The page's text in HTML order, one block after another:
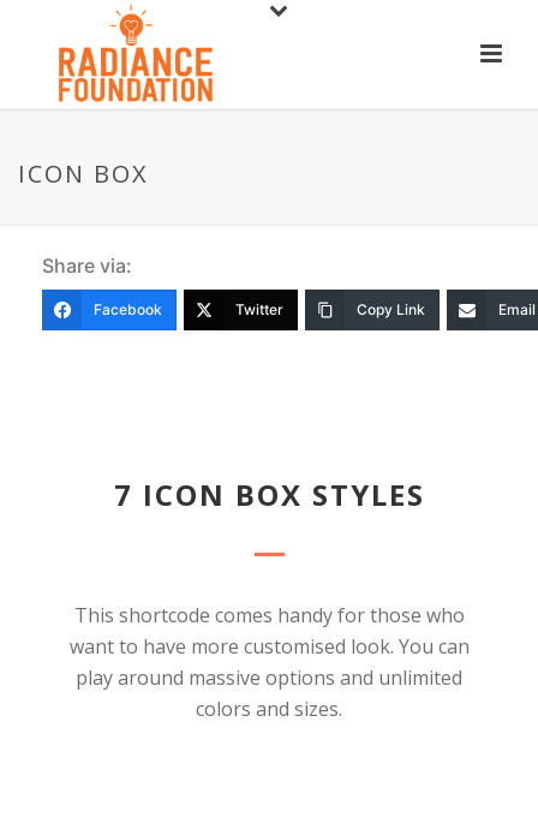
ICON BOX
Share via:
Facebook Twitter Copy Link Email
7 ICON BOX STYLES
This shortcode comes handy for those who
want to have more customised look. You can
play around massive options and unlimited
colors and sizes.